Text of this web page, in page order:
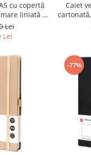
cu copertă
liniată și
- Peterson
LN-52-9072
Lei
Lei
Caiet
buclă
PTR-
-77%